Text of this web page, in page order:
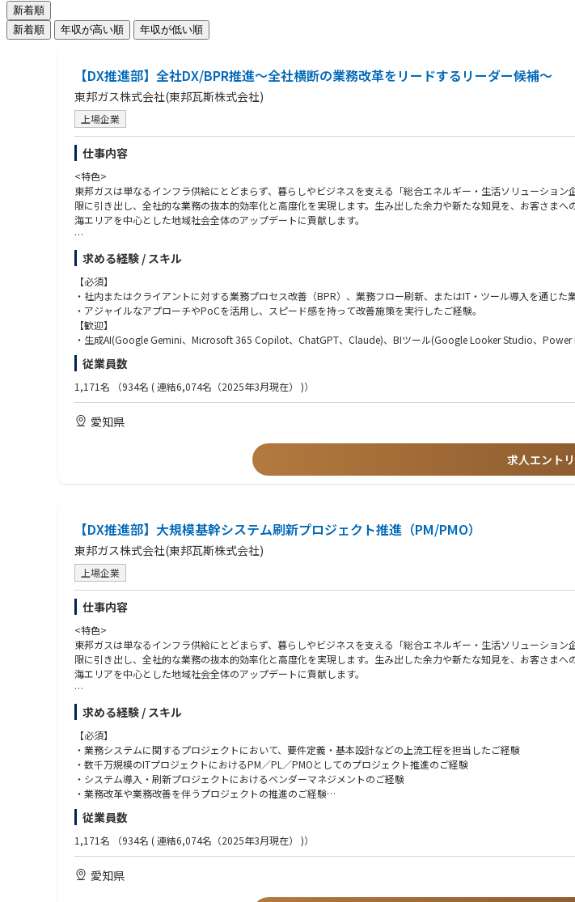
新着順
新着順
年収が高い順 年収が低い順
【DX推進部】全社DX/BPR推進～全社横断の業務改革をリードするリーダー候補～
東邦ガス株式会社(東邦瓦斯株式会社)
上場企業
仕事内容
<特色>
東邦ガスは単なるインフラ供給にとどまらず、暮らしやビジネスを支える「総合エネルギー・生活ソリューショ
限に引き出し、全社的な業務の抜本的効率化と高度化を実現します。生み出した余力や新たな知見を、お客さま
海エリアを中心とした地域社会全体のアップデートに貢献します。
<業務内容>
全社横断の業務改革（BPR）推進担当として、業務課題の抽出から改善施策の企画・立案、実行支援までをリー
た生産性向上施策の推進を担います。
■具体的には
・全社・部門横断の業務課題の分析およびBPR施策の企画・立案
・各部門の業務改善プロジェクトに対する実行支援・アドバイザリー
・現場ヒアリングやデータ分析を通じた課題整理と改善提案
・プロジェクト計画策定、論点整理、ファシリテーションの実施
・各部門でBPRを継続・横展開するための仕組みの企画・運用
・生成AIやデータ活用基盤などの最新技術を活用した業務改革の推進
・グループはシステム開発とBPR改革の2つのグループで構成しています。キャリア入社者も活躍しており、多様
検討・推進に携わることができます。この経験を通じて、ビジネスパーソンとしての広い視野、高い視座、そして
・各部門がそれぞれの持ち場・立場で抱えるリアルな課題や、未来に向けた事業戦略に触れることができる環境
きます。
<参考URL>
・東邦ガスDX戦略
https://www.tohogas.co.jp/corporate/approach/pdf/dx.pdf
・プレスリリース：AI音声認識システム「ナミセンス」の導入事例
https://www.tohogas.co.jp/corporate-n/press/1255023_1342.html
求める経験 / スキル
【必須】
・社内またはクライアントに対する業務プロセス改善（BPR）、業務フロー刷新、またはIT・ツール導入を通じた
・アジャイルなアプローチやPoCを活用し、スピード感を持って改善施策を実行したご経験。
【歓迎】
・生成AI(Google Gemini、Microsoft 365 Copilot、ChatGPT、Claude)、BIツール(Google Looker Studio、Power
・プロジェクトマネジメントまたはPMOご経験。
・コンサルティングファームでの業務改善・業務改革支援ご経験。
従業員数
1,171名 （934名 ( 連結6,074名（2025年3月現在） )）
愛知県
求人エント
【DX推進部】大規模基幹システム刷新プロジェクト推進（PM/PMO）
東邦ガス株式会社(東邦瓦斯株式会社)
上場企業
仕事内容
<特色>
東邦ガスは単なるインフラ供給にとどまらず、暮らしやビジネスを支える「総合エネルギー・生活ソリューショ
限に引き出し、全社的な業務の抜本的効率化と高度化を実現します。生み出した余力や新たな知見を、お客さま
海エリアを中心とした地域社会全体のアップデートに貢献します。
<業務内容>
東邦ガスグループのDX推進を支えるプロジェクトマネージャー／PMOとして、全社規模のシステム刷新プロジェ
務領域において、基幹システムや業務システムの導入・刷新プロジェクトを推進します。システム導入だけでな
ードいただくことを期待しています。
■具体的には
・基幹システム・業務システム刷新プロジェクトにおけるPMO業務（進捗・品質・コスト管理、課題対応）
・グループ会社（TOGIS）、ベンダーとのプロジェクト推進・マネジメント
・既存システムの維持運用、改修計画、ライセンス更新等の管理
・クラウド移行や基幹システム刷新などの大規模プロジェクト推進
求める経験 / スキル
【必須】
・業務システムに関するプロジェクトにおいて、要件定義・基本設計などの上流工程を担当したご経験
・数千万規模のITプロジェクトにおけるPM／PL／PMOとしてのプロジェクト推進のご経験
・システム導入・刷新プロジェクトにおけるベンダーマネジメントのご経験
・業務改革や業務改善を伴うプロジェクトの推進のご経験
【歓迎】
・基幹システムやERPなど大規模システムの導入・刷新プロジェクトのご経験
・数千万円～数億円規模のシステム開発・導入プロジェクトにおけるPM／PMOのご経験
・クラウド移行、モダナイゼーションプロジェクトのご経験
・オフショア開発を活用したプロジェクト管理やブリッジSEのご経験
・エンタープライズアーキテクチャ（EA）の検討・策定のご経験
従業員数
1,171名 （934名 ( 連結6,074名（2025年3月現在） )）
愛知県